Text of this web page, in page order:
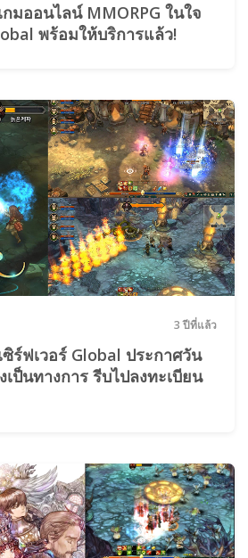
มออนไลน์ MMORPG ในใจ
พร้อมให้บริการแล้ว!
3 ปีที่แล้ว
ร์ฟเวอร์ Global ประกาศวัน
เป็นทางการ รีบไปลงทะเบียน